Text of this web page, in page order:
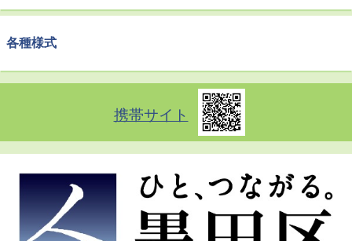
各種様式
携帯サイト